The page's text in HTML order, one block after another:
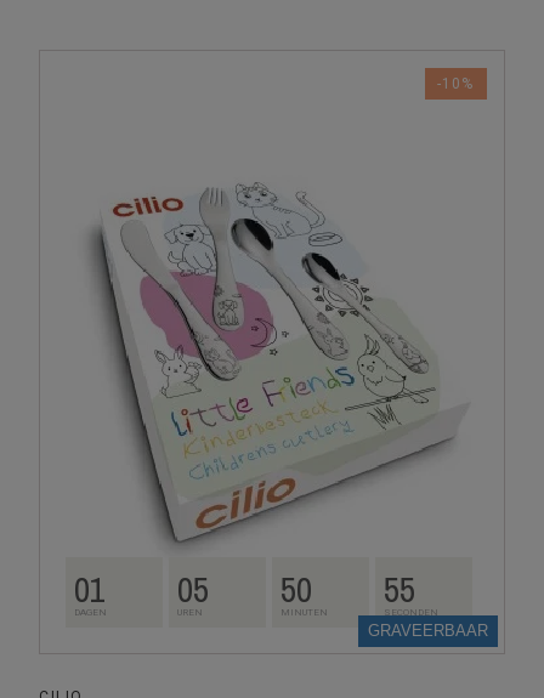
GRAVEERBAAR
01
DAGEN 05
UREN 50
MINUTEN 54
SECONDEN
-10%